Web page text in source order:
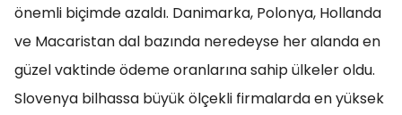
önemli biçimde azaldı. Danimarka, Polonya, Hollanda
ve Macaristan dal bazında neredeyse her alanda en
güzel vaktinde ödeme oranlarına sahip ülkeler oldu.
Slovenya bilhassa büyük ölçekli firmalarda en yüksek